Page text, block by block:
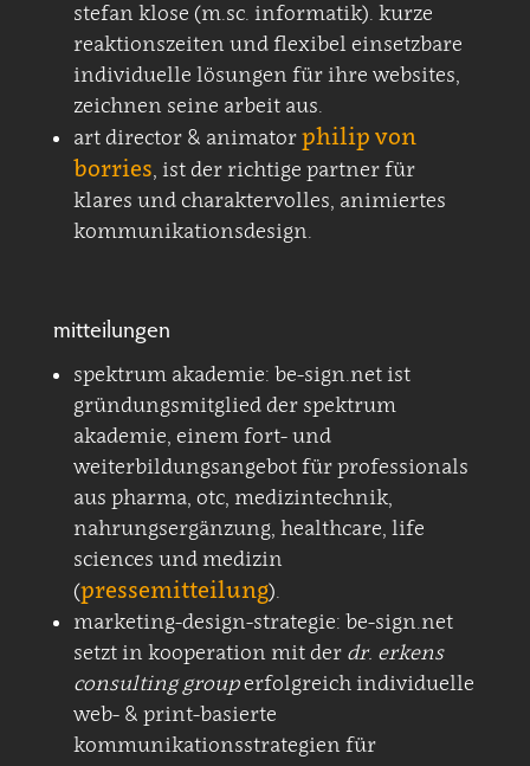
stefan klose (m.sc. informatik). kurze
reaktionszeiten und flexibel einsetzbare
individuelle lösungen für ihre websites,
zeichnen seine arbeit aus.
art director & animator philip von
borries, ist der richtige partner für
klares und charaktervolles, animiertes
kommunikationsdesign.
mitteilungen
spektrum akademie: be-sign.net ist
gründungsmitglied der spektrum
akademie, einem fort- und
weiterbildungsangebot für professionals
aus pharma, otc, medizintechnik,
nahrungsergänzung, healthcare, life
sciences und medizin
(pressemitteilung).
marketing-design-strategie: be-sign.net
setzt in kooperation mit der dr. erkens
consulting grouperfolgreich individuelle
web- & print-basierte
kommunikationsstrategien für